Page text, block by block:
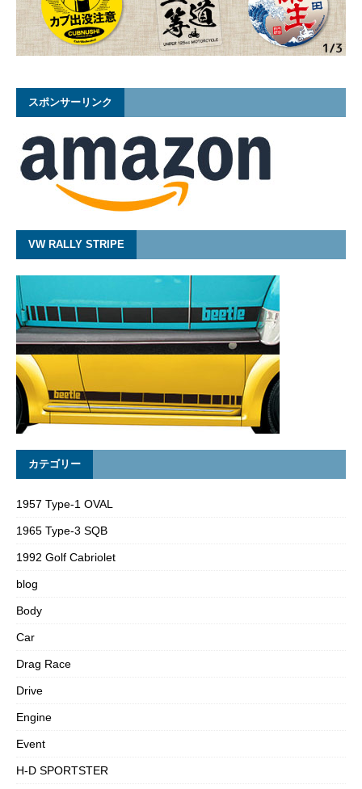
スポンサーリンク
VW RALLY STRIPE
カテゴリー
1957 Type-1 OVAL
1965 Type-3 SQB
1992 Golf Cabriolet
blog
Body
Car
Drag Race
Drive
Engine
Event
H-D SPORTSTER